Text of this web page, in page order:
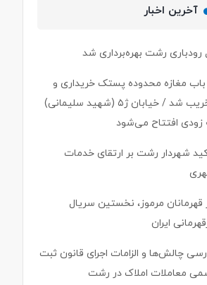
آخرین اخبار
رودباری رشت بهره‌برداری شد
۳ باب مغازه محدوده پستک خریداری و
تخریب شد / خیابان ژ۵ (شهید سلیمانی)
زودی افتتاح می‌شود
شهردار رشت بر ارتقای خدمات
قهرمانان مرموز، نخستین سریال
ایران
چالش‌ها و الزامات اجرای قانون ثبت
معاملات املاک در رشت